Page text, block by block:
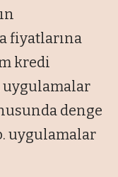
fiyatlarına
kredi
uygulamalar
denge
uygulamalar